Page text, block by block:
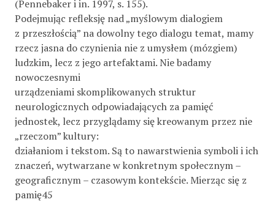
(Pennebaker i in. 1997, s. 155).
Podejmując refleksję nad „myślowym dialogiem
z przeszłością” na dowolny tego dialogu temat, mamy
rzecz jasna do czynienia nie z umysłem (mózgiem)
ludzkim, lecz z jego artefaktami. Nie badamy
nowoczesnymi
urządzeniami skomplikowanych struktur
neurologicznych odpowiadających za pamięć
jednostek, lecz przyglądamy się kreowanym przez nie
„rzeczom” kultury:
działaniom i tekstom. Są to nawarstwienia symboli i ich
znaczeń, wytwarzane w konkretnym społecznym –
geograficznym – czasowym kontekście. Mierząc się z
pamię45